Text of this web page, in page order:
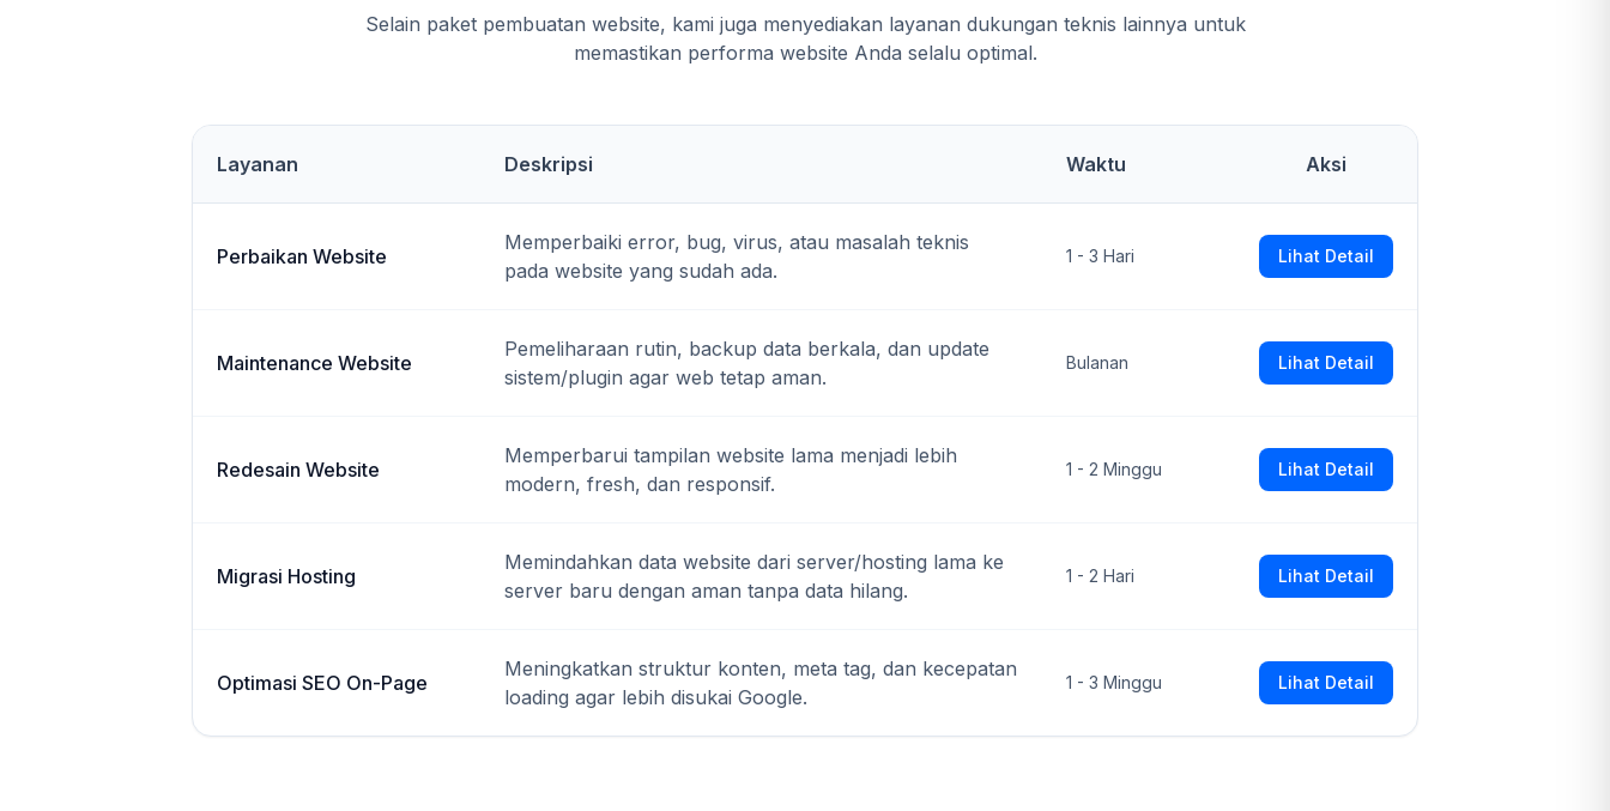
Selain paket pembuatan website, kami juga menyediakan layanan dukungan teknis lainnya untuk
memastikan performa website Anda selalu optimal.
Layanan Deskripsi Waktu Aksi
Perbaikan Website
Memperbaiki error, bug, virus, atau masalah teknis
pada website yang sudah ada.
1 - 3 Hari Lihat Detail
Maintenance Website
Pemeliharaan rutin, backup data berkala, dan update
sistem/plugin agar web tetap aman.
Bulanan Lihat Detail
Redesain Website
Memperbarui tampilan website lama menjadi lebih
modern, fresh, dan responsif.
1 - 2 Minggu Lihat Detail
Migrasi Hosting
Memindahkan data website dari server/hosting lama ke
server baru dengan aman tanpa data hilang.
1 - 2 Hari Lihat Detail
Optimasi SEO On-Page
Meningkatkan struktur konten, meta tag, dan kecepatan
loading agar lebih disukai Google.
1 - 3 Minggu Lihat Detail